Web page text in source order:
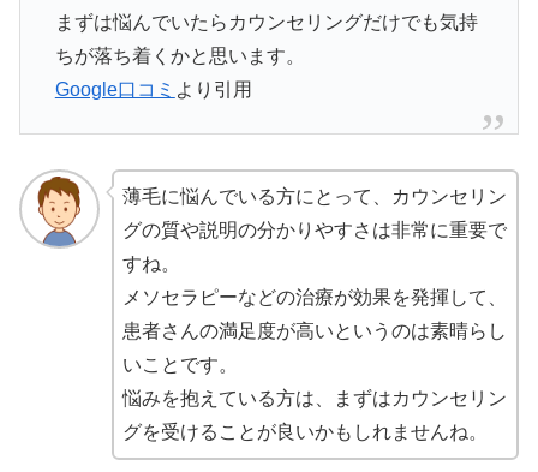
まずは悩んでいたらカウンセリングだけでも気持
ちが落ち着くかと思います。
Google口コミ より引用
薄毛に悩んでいる方にとって、カウンセリン
グの質や説明の分かりやすさは非常に重要で
すね。
メソセラピーなどの治療が効果を発揮して、
患者さんの満足度が高いというのは素晴らし
いことです。
悩みを抱えている方は、まずはカウンセリン
グを受けることが良いかもしれませんね。